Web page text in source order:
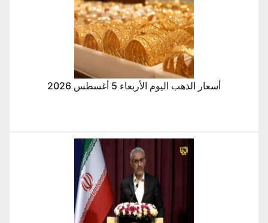
أسعار الذهب اليوم الأربعاء 5 أغسطس 2026